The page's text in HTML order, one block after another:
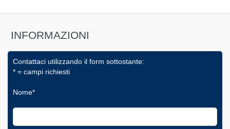
INFORMAZIONI
Contattaci utilizzando il form sottostante:
* = campi richiesti
Nome*